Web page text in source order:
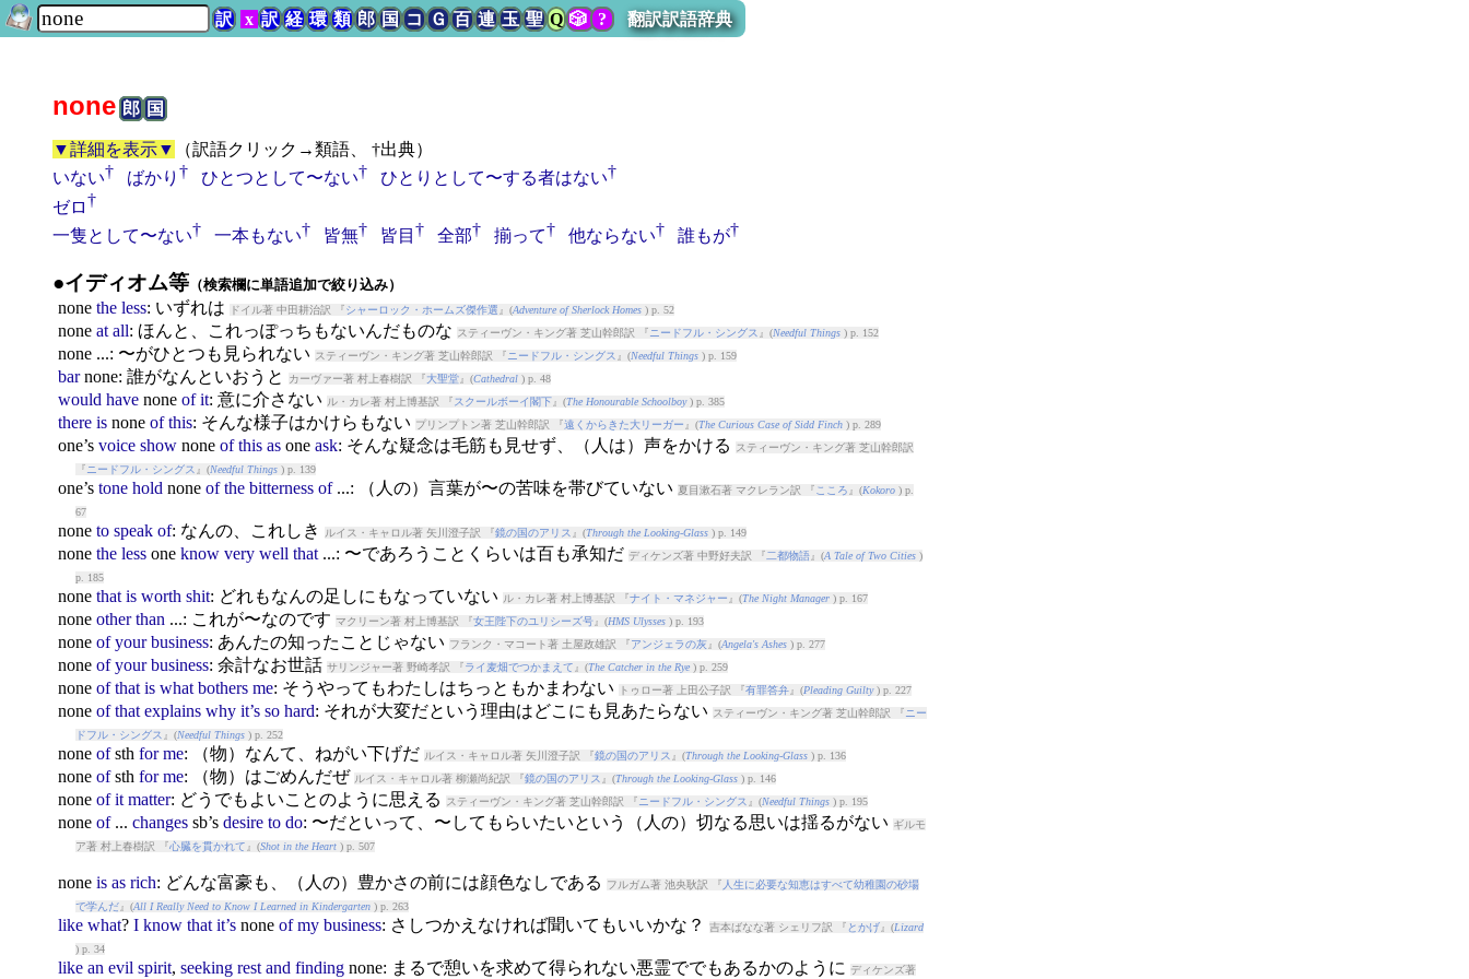
訳 x 訳 経 環 類 郎 国 コ Ｇ 百 連 玉 聖 Q 🎲? 翻訳訳語辞典
none郎 国
▼詳細を表示▼ （訳語クリック→類語、 †出典）
いない† ばかり † ひとつとして〜ない† ひとりとして〜する者はない†
ゼロ†
一隻として〜ない† 一本もない† 皆無† 皆目 † 全部† 揃って† 他ならない† 誰もが†
●イディオム等 （検索欄に単語追加で絞り込み）
none the less: いずれは ドイル著 中田耕治訳 『シャーロック・ホームズ傑作選 』(Adventure of Sherlock Homes) p. 52
none at all: ほんと、これっぽっちもないんだものな スティーヴン・キング著 芝山幹郎訳 『 ニードフル・シングス 』(Needful Things) p. 152
none...: 〜がひとつも見られない スティーヴン・キング著 芝山幹郎訳 『 ニードフル・シングス 』(Needful Things) p. 159
bar none: 誰がなんといおうと カーヴァー著 村上春樹訳 『大聖堂』(Cathedral) p. 48
would have none of it: 意に介さない ル・カレ著 村上博基訳 『スクールボーイ閣下』(The Honourable Schoolboy) p. 385
there is none of this: そんな様子はかけらもない プリンプトン著 芝山幹郎訳 『遠くからきた大リーガー 』(The Curious Case of Sidd Finch) p. 289
one’s voice show none of this asone ask: そんな疑念は毛筋も見せず、（人は）声をかける
スティーヴン・キング著 芝山幹郎訳
『 ニードフル・シングス 』(Needful Things) p. 139
one’s tone hold none of the bitterness of...: （人の）言葉が〜の苦味を帯びていない 夏目漱石著 マクレラン訳 『 こころ 』(Kokoro) p.
67
none to speak of: なんの、これしき ルイス・キャロル著 矢川澄子訳 『鏡の国のアリス 』(Through the Looking-Glass) p. 149
none the lessone know very well that...: 〜であろうことくらいは百も承知だ ディケンズ著 中野好夫訳 『二都物語』(A Tale of Two Cities)
p. 185
none that is worth shit: どれもなんの足しにもなっていない ル・カレ著 村上博基訳 『ナイト・マネジャー 』(The Night Manager) p. 167
none other than ...: これが〜なのです マクリーン著 村上博基訳 『女王陛下のユリシーズ号』(HMS Ulysses) p. 193
none of your business: あんたの知ったことじゃない フランク・マコート著 土屋政雄訳 『アンジェラの灰』(Angela's Ashes) p. 277
none of your business: 余計なお世話 サリンジャー著 野崎孝訳 『ライ麦畑でつかまえて 』(The Catcher in the Rye) p. 259
none of that is what bothers me: そうやってもわたしはちっともかまわない トゥロー著 上田公子訳 『有罪答弁』(Pleading Guilty) p. 227
none of that explains why it’s so hard: それが大変だという理由はどこにも見あたらない スティーヴン・キング著 芝山幹郎訳 『 ニー
ドフル・シングス 』(Needful Things) p. 252
none ofsth for me: （物）なんて、ねがい下げだ ルイス・キャロル著 矢川澄子訳 『鏡の国のアリス 』(Through the Looking-Glass) p. 136
none ofsth for me: （物）はごめんだぜ ルイス・キャロル著 柳瀬尚紀訳 『鏡の国のアリス 』(Through the Looking-Glass) p. 146
none of it matter: どうでもよいことのように思える スティーヴン・キング著 芝山幹郎訳 『 ニードフル・シングス 』(Needful Things) p. 195
none of... changessb’s desire to do: 〜だといって、〜してもらいたいという（人の）切なる思いは揺るがない ギルモ
ア著 村上春樹訳 『心臓を貫かれて 』(Shot in the Heart) p. 507
none is as rich: どんな富豪も、（人の）豊かさの前には顔色なしである フルガム著 池央耿訳 『 人生に必要な知恵はすべて幼稚園の砂場
で学んだ』(All I Really Need to Know I Learned in Kindergarten) p. 263
like what? I know that it’s none of my business: さしつかえなければ聞いてもいいかな？ 吉本ばなな著 シェリフ訳 『 とかげ』(Lizard
) p. 34
like an evil spirit, seeking rest and finding none: まるで憩いを求めて得られない悪霊ででもあるかのように ディケンズ著